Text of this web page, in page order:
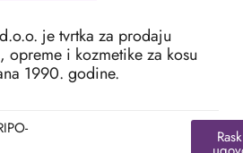
je tvrtka za prodaju
i kozmetike za kosu
1990. godine.